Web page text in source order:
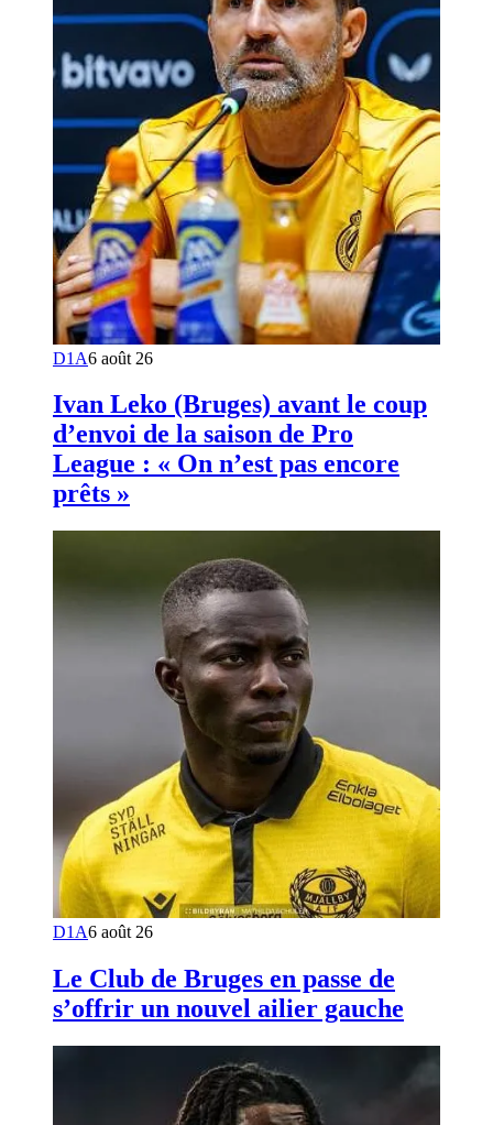
D1A6 août 26
Ivan Leko (Bruges) avant le coup
d’envoi de la saison de Pro
League : « On n’est pas encore
prêts »
D1A6 août 26
Le Club de Bruges en passe de
s’offrir un nouvel ailier gauche